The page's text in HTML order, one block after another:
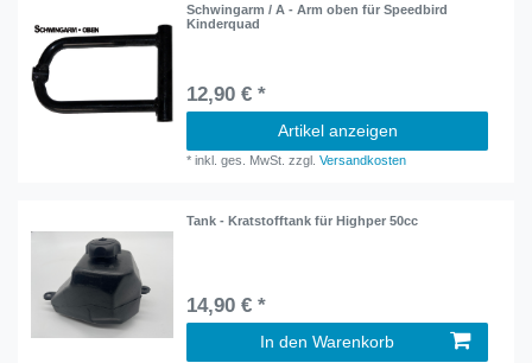
Schwingarm / A - Arm oben für Speedbird
Kinderquad
12,90 € *
Artikel anzeigen
*inkl. ges. MwSt. zzgl.Versandkosten
Tank - Kratstofftank für Highper 50cc
14,90 € *
In den Warenkorb